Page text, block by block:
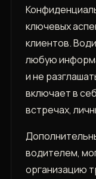
ключевых
клиентов.
любую
и не
включает в
встречах,
водителем,
организацию